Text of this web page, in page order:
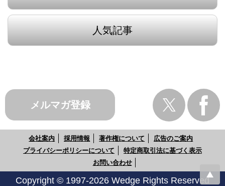
人気記事
メルマガ登録
会社案内 採用情報 著作権について
広告のご案内
プライバシーポリシーについて
特定商取引法に基づく表示
お問い合わせ
Copyright © 1997-2026 Wedge Rights Reserved